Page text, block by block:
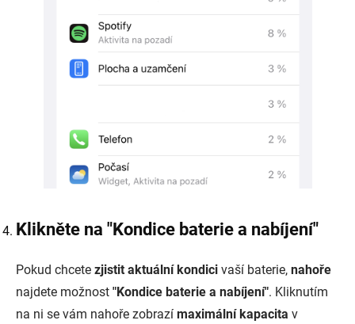
Klikněte na "Kondice baterie a nabíjení"
Pokud chcete zjistit aktuální kondici vaší baterie, nahoře
najdete možnost "Kondice baterie a nabíjení". Kliknutím
na ni se vám nahoře zobrazí maximální kapacita v